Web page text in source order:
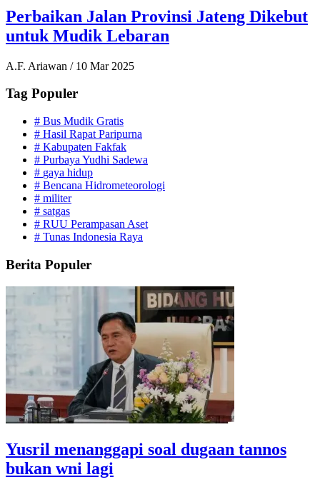
Perbaikan Jalan Provinsi Jateng Dikebut
untuk Mudik Lebaran
A.F. Ariawan / 10 Mar 2025
Tag Populer
# Bus Mudik Gratis
# Hasil Rapat Paripurna
# Kabupaten Fakfak
# Purbaya Yudhi Sadewa
# gaya hidup
# Bencana Hidrometeorologi
# militer
# satgas
# RUU Perampasan Aset
# Tunas Indonesia Raya
Berita Populer
Yusril menanggapi soal dugaan tannos
bukan wni lagi